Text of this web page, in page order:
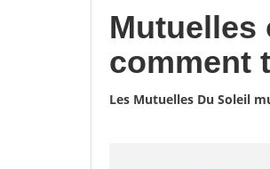
Mutuelles
comment
Les Mutuelles Du Soleil